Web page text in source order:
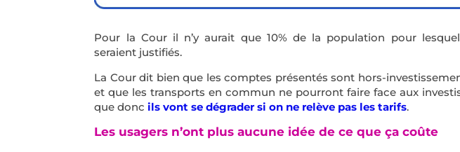
Pour la Cour il n’y aurait que 10% de la population pour
seraient justifiés.
La Cour dit bien que les comptes présentés sont hors-
et que les transports en commun ne pourront faire face aux
que doncils vont se dégrader si on ne relève pas les tarifs.
Les usagers n’ont plus aucune idée de ce que ça coûte